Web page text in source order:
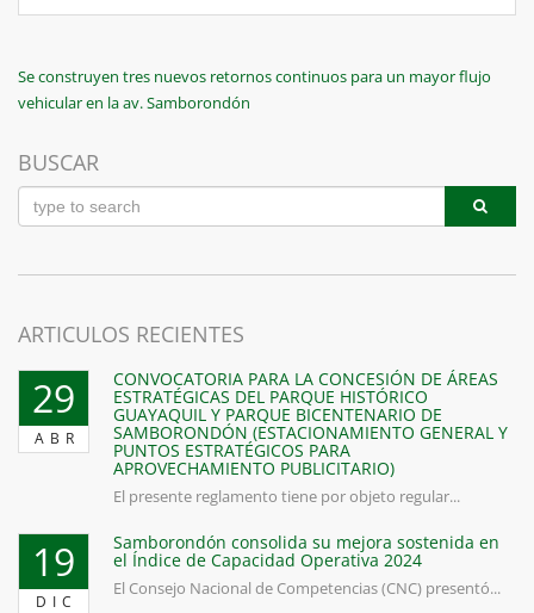
Navegación
de
entradas
Previous
Post
Se construyen tres nuevos retornos continuos para un mayor flujo
vehicular en la av. Samborondón
BUSCAR
ARTICULOS RECIENTES
29
ABR
CONVOCATORIA PARA LA CONCESIÓN DE ÁREAS
ESTRATÉGICAS DEL PARQUE HISTÓRICO
GUAYAQUIL Y PARQUE BICENTENARIO DE
SAMBORONDÓN (ESTACIONAMIENTO GENERAL Y
PUNTOS ESTRATÉGICOS PARA
APROVECHAMIENTO PUBLICITARIO)
El presente reglamento tiene por objeto regular...
19
DIC
Samborondón consolida su mejora sostenida en
el Índice de Capacidad Operativa 2024
El Consejo Nacional de Competencias (CNC) presentó...